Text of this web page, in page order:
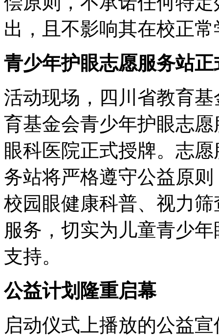
出，且不影响其在校正
青少年护眼志愿服务站正
活动现场，四川省教育
育基金会青少年护眼志
眼科医院正式授牌。志
务站将严格遵守公益原
校园眼健康科普、视力
服务，切实为儿童青少
支持。
公益计划隆重启幕
启动仪式上播放的公益